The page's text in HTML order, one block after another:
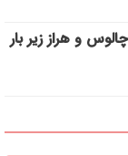
و هراز زیر بار